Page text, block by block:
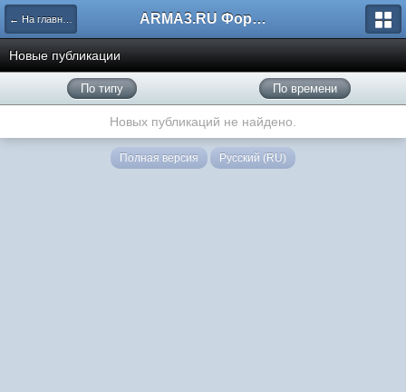
← На главную ARMA3.RU Форум
Новые публикации
По типу По времени
Новых публикаций не найдено.
Полная версия Русский (RU)